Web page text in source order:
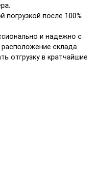
после 100%
и надежно с
склада
отгрузку в кратчайшие